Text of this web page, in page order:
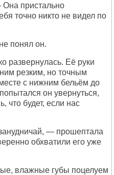
пристально
точно никто не видел по
понял он.
развернулась. Её руки
резким, но точным
с нижним бельём до
он увернуться,
будет, если нас
— прошептала
обхватили его уже
влажные губы поцелуем